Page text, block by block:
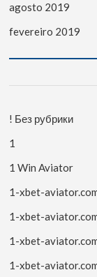
agosto 2019
fevereiro 2019
! Без рубрики
1
1 Win Aviator
1-xbet-
1-xbet-
1-xbet-
1-xbet-